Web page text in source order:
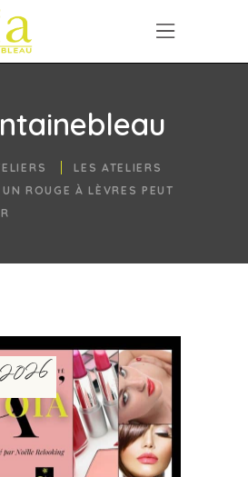
LES ATELIERS
ROUGE À LÈVRES PEUT